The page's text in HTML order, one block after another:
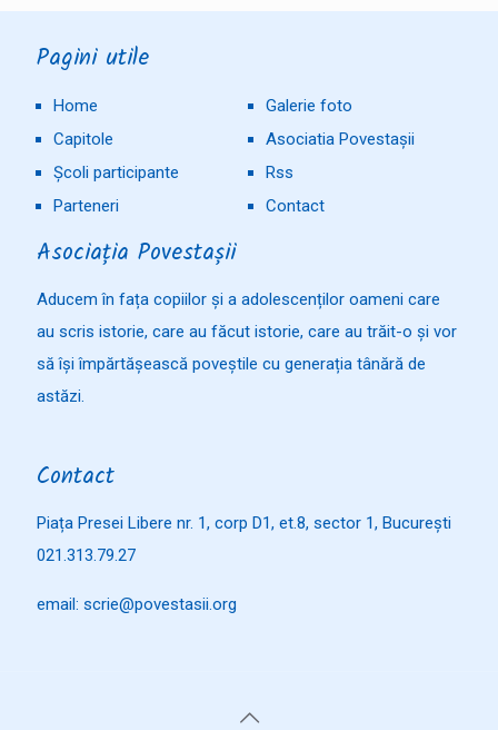
Pagini utile
Home
Capitole
Școli participante
Parteneri
Galerie foto
Asociatia Povestașii
Rss
Contact
Asociația Povestașii
Aducem în fața copiilor și a adolescenților oameni care
au scris istorie, care au făcut istorie, care au trăit-o și vor
să își împărtășească poveștile cu generația tânără de
astăzi.
Contact
Piața Presei Libere nr. 1, corp D1, et.8, sector 1, București
021.313.79.27
email: scrie@povestasii.org